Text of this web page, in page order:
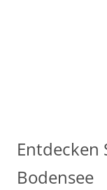
Entdecken
Bodensee